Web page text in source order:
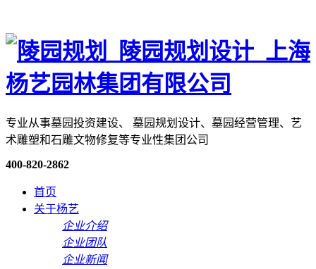
专业从事墓园投资建设、 墓园规划设计、墓园经营管理、艺
术雕塑和石雕文物修复等专业性集团公司
400-820-2862
首页
关于杨艺
企业介绍
企业团队
企业新闻